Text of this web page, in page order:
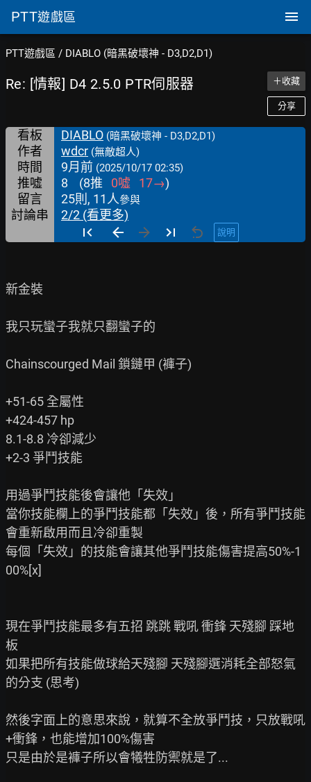
PTT遊戲區
PTT遊戲區 / DIABLO (暗黑破壞神 - D3,D2,D1)
Re: [情報] D4 2.5.0 PTR伺服器 ＋收藏
分享
看板 DIABLO (暗黑破壞神 - D3,D2,D1)
作者 wdcr (無敵超人)
時間 9月前 (2025/10/17 02:35)
推噓 8 (8推 0噓 17→)
留言
25則, 11人參與
討論串 2/2 (看更多)
說明
新金裝
我只玩蠻子我就只翻蠻子的
Chainscourged Mail 鎖鏈甲 (褲子)
+51-65 全屬性
+424-457 hp
8.1-8.8 冷卻減少
+2-3 爭鬥技能
用過爭鬥技能後會讓他「失效」
當你技能欄上的爭鬥技能都「失效」後，所有爭鬥技能
會重新啟用而且冷卻重製
每個「失效」的技能會讓其他爭鬥技能傷害提高50%-1
00%[x]
現在爭鬥技能最多有五招 跳跳 戰吼 衝鋒 天殘腳 踩地
板
如果把所有技能做球給天殘腳 天殘腳選消耗全部怒氣
的分支 (思考)
然後字面上的意思來說，就算不全放爭鬥技，只放戰吼
+衝鋒，也能增加100%傷害
只是由於是褲子所以會犧牲防禦就是了...